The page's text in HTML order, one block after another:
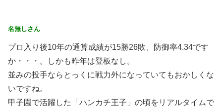
名無しさん
プロ入り後10年の通算成績が15勝26敗、防御率4.34です
か・・・。しかも昨年は登板なし。
並みの投手ならとっくに戦力外になっていてもおかしくな
いですね。
甲子園で活躍した「ハンカチ王子」の頃をリアルタイムで